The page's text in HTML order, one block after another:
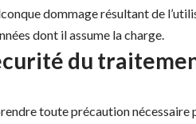
dommage résultant de
dont il assume la charge.
du
prendre toute précaution